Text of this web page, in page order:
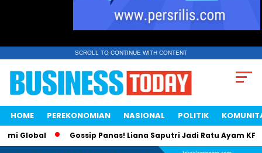
SCROLL TO CONTINUE WITH CONTENT
HOME PEREKONOMIAN NASIONAL POLITIK
Gossip Panas! Liana Saputri Jadi Ratu Ayam KFC